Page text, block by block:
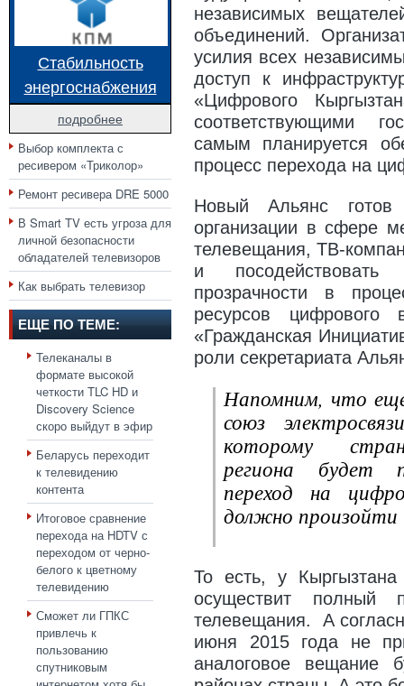
Стабильность
энергоснабжения
подробнее
Выбор комплекта с
ресивером «Триколор»
Ремонт ресивера DRE 5000
В Smart TV есть угроза для
личной безопасности
обладателей телевизоров
Как выбрать телевизор
ЕЩЕ ПО ТЕМЕ:
Телеканалы в
формате высокой
четкости TLC HD и
Discovery Science
скоро выйдут в эфир
Беларусь переходит
к телевидению
контента
Итоговое сравнение
перехода на HDTV с
переходом от черно-
белого к цветному
телевидению
Сможет ли ГПКС
привлечь к
пользованию
спутниковым
независимых
объединений.
усилия всех
доступ к
«Цифрового
соответствующими
самым планируется
процесс перехода на
Новый Альянс
организации в сфере
телевещания, ТВ-
и
прозрачности в
ресурсов
«Гражданская
роли секретариата
Напомним, что
союз
которому
региона будет
переход на
должно произойти
То есть, у
осуществит полный
телевещания. А
июня 2015 года не
аналоговое вещание